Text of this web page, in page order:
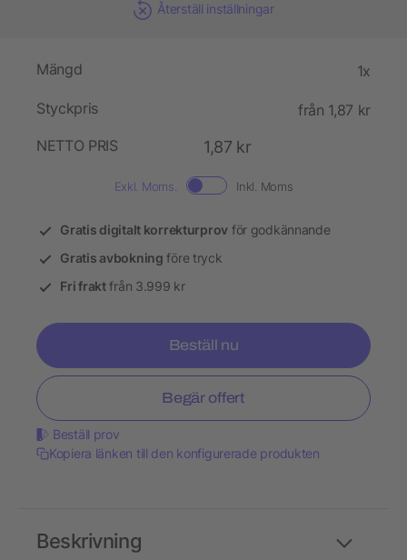
Återställ inställningar
Mängd 1x
Styckpris
från 1,87 kr
NETTO PRIS
1,87 kr
Exkl. Moms. Inkl. Moms
Gratis digitalt korrekturprov för godkännande
Gratis avbokning före tryck
Fri fraktfrån 3.999 kr
Beställ nu
Begär offert
Beställ prov
Kopiera länken till den konfigurerade produkten
Beskrivning